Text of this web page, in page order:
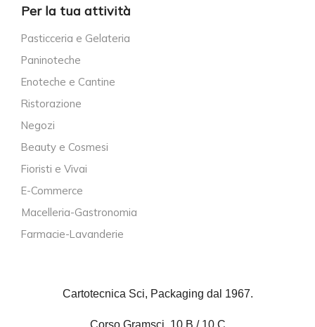
Per la tua attività
Pasticceria e Gelateria
Paninoteche
Enoteche e Cantine
Ristorazione
Negozi
Beauty e Cosmesi
Fioristi e Vivai
E-Commerce
Macelleria-Gastronomia
Farmacie-Lavanderie
Cartotecnica Sci, Packaging dal 1967.
Corso Gramsci, 10 B / 10 C